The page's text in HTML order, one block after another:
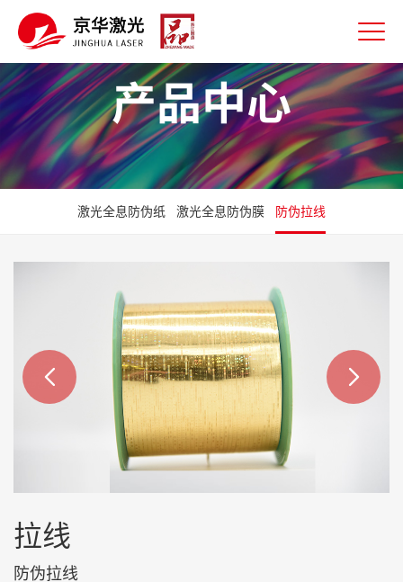
产品中心
激光全息防伪纸 激光全息防伪膜 防伪拉线
拉线
防伪拉线